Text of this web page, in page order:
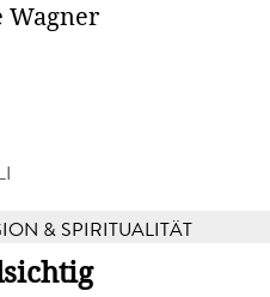
Wagner
& SPIRITUALITÄT